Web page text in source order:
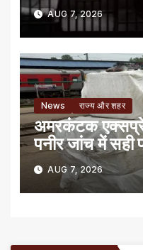
AUG 7, 2026
News राज्य और शहर
अमरकंटक
पनीर जांच में सही
AUG 7, 2026